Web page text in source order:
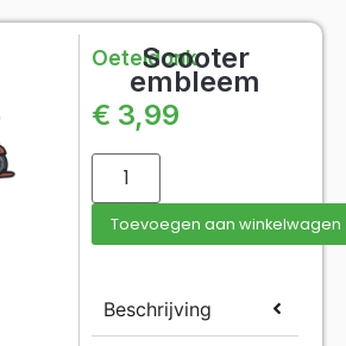
Oeteldonk
Scooter
embleem
€ 3,99
Toevoegen aan winkelwagen
Beschrijving